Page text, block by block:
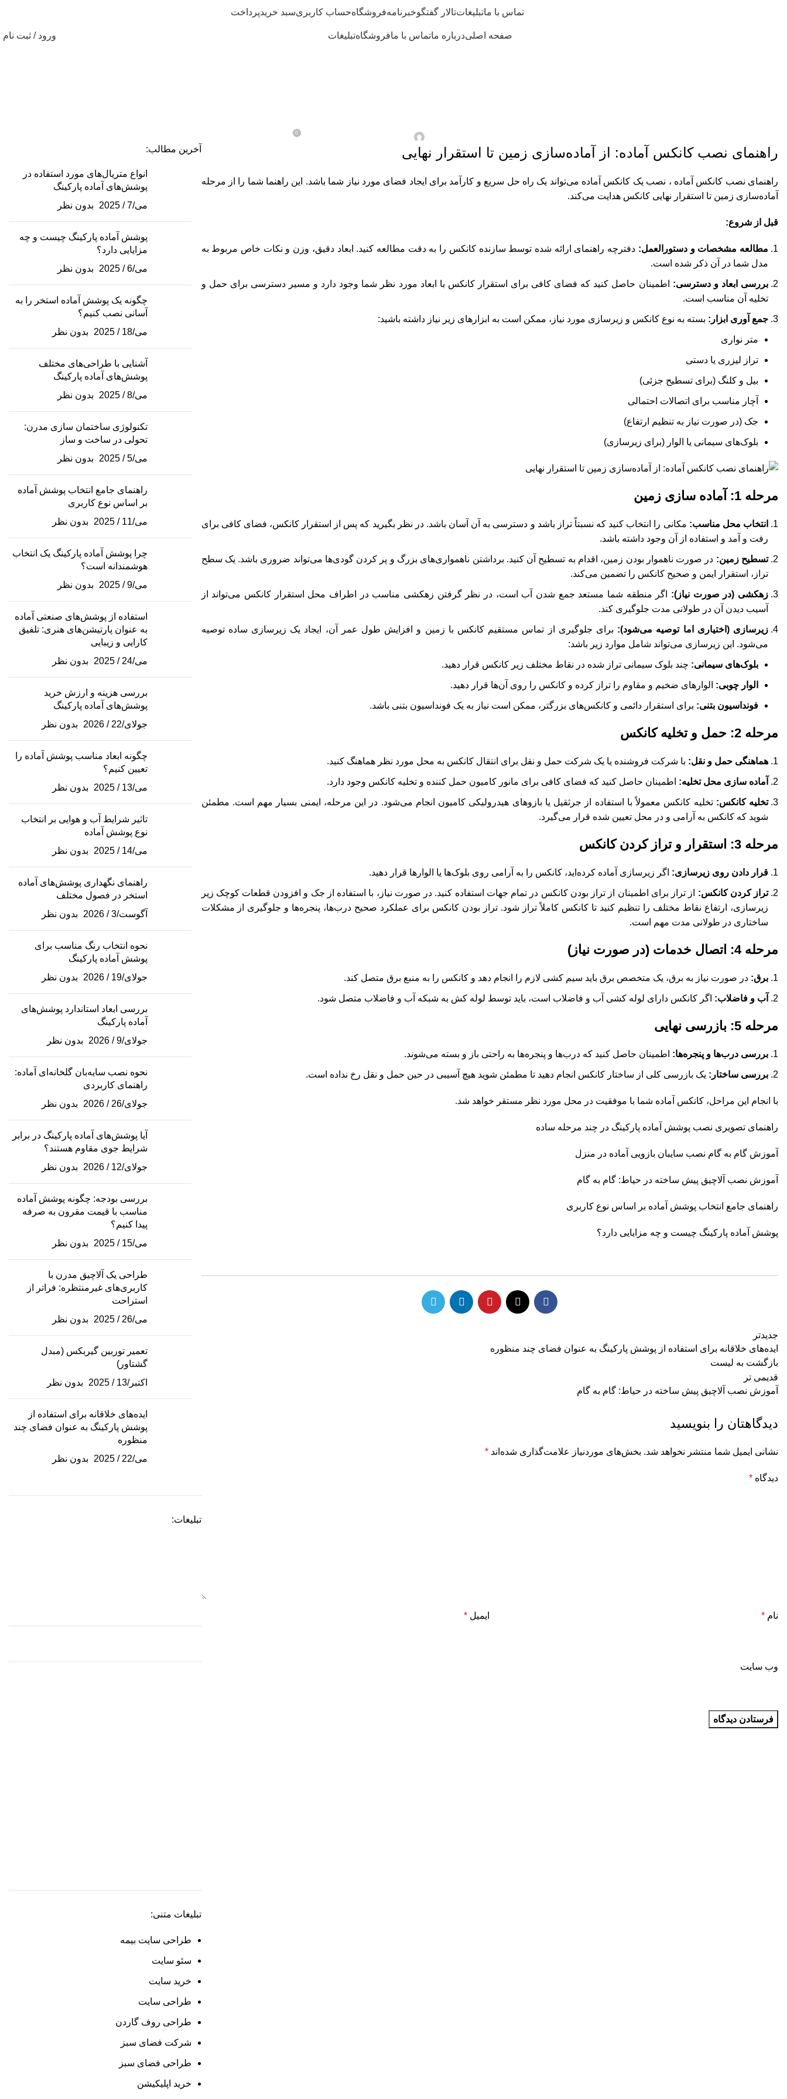
تماس با ماتبلیغاتتالار گفتگوخبرنامهفروشگاهحساب کاربریسبد خریدپرداخت
صفحه اصلیدرباره ماتماس با مافروشگاهتبلیغات ورود / ثبت نام
0
راهنمای نصب کانکس آماده: از آماده‌سازی زمین تا استقرار نهایی
راهنمای نصب کانکس آماده ، نصب یک کانکس آماده می‌تواند یک راه حل سریع و کارآمد برای ایجاد فضای مورد نیاز شما باشد. این راهنما شما را از مرحله
آماده‌سازی زمین تا استقرار نهایی کانکس هدایت می‌کند.
قبل از شروع:
مطالعه مشخصات و دستورالعمل: دفترچه راهنمای ارائه شده توسط سازنده کانکس را به دقت مطالعه کنید. ابعاد دقیق، وزن و نکات خاص مربوط به
مدل شما در آن ذکر شده است.
بررسی ابعاد و دسترسی: اطمینان حاصل کنید که فضای کافی برای استقرار کانکس با ابعاد مورد نظر شما وجود دارد و مسیر دسترسی برای حمل و
تخلیه آن مناسب است.
جمع آوری ابزار: بسته به نوع کانکس و زیرسازی مورد نیاز، ممکن است به ابزارهای زیر نیاز داشته باشید:
متر نواری
تراز لیزری یا دستی
بیل و کلنگ (برای تسطیح جزئی)
آچار مناسب برای اتصالات احتمالی
جک (در صورت نیاز به تنظیم ارتفاع)
بلوک‌های سیمانی یا الوار (برای زیرسازی)
مرحله 1: آماده سازی زمین
انتخاب محل مناسب: مکانی را انتخاب کنید که نسبتاً تراز باشد و دسترسی به آن آسان باشد. در نظر بگیرید که پس از استقرار کانکس، فضای کافی برای
رفت و آمد و استفاده از آن وجود داشته باشد.
تسطیح زمین: در صورت ناهموار بودن زمین، اقدام به تسطیح آن کنید. برداشتن ناهمواری‌های بزرگ و پر کردن گودی‌ها می‌تواند ضروری باشد. یک سطح
تراز، استقرار ایمن و صحیح کانکس را تضمین می‌کند.
زهکشی (در صورت نیاز): اگر منطقه شما مستعد جمع شدن آب است، در نظر گرفتن زهکشی مناسب در اطراف محل استقرار کانکس می‌تواند از
آسیب دیدن آن در طولانی مدت جلوگیری کند.
زیرسازی (اختیاری اما توصیه می‌شود): برای جلوگیری از تماس مستقیم کانکس با زمین و افزایش طول عمر آن، ایجاد یک زیرسازی ساده توصیه
می‌شود. این زیرسازی می‌تواند شامل موارد زیر باشد:
بلوک‌های سیمانی: چند بلوک سیمانی تراز شده در نقاط مختلف زیر کانکس قرار دهید.
الوار چوبی: الوارهای ضخیم و مقاوم را تراز کرده و کانکس را روی آن‌ها قرار دهید.
فونداسیون بتنی: برای استقرار دائمی و کانکس‌های بزرگتر، ممکن است نیاز به یک فونداسیون بتنی باشد.
مرحله 2: حمل و تخلیه کانکس
هماهنگی حمل و نقل: با شرکت فروشنده یا یک شرکت حمل و نقل برای انتقال کانکس به محل مورد نظر هماهنگ کنید.
آماده سازی محل تخلیه: اطمینان حاصل کنید که فضای کافی برای مانور کامیون حمل کننده و تخلیه کانکس وجود دارد.
تخلیه کانکس: تخلیه کانکس معمولاً با استفاده از جرثقیل یا بازوهای هیدرولیکی کامیون انجام می‌شود. در این مرحله، ایمنی بسیار مهم است. مطمئن
شوید که کانکس به آرامی و در محل تعیین شده قرار می‌گیرد.
مرحله 3: استقرار و تراز کردن کانکس
قرار دادن روی زیرسازی: اگر زیرسازی آماده کرده‌اید، کانکس را به آرامی روی بلوک‌ها یا الوارها قرار دهید.
تراز کردن کانکس: از تراز برای اطمینان از تراز بودن کانکس در تمام جهات استفاده کنید. در صورت نیاز، با استفاده از جک و افزودن قطعات کوچک زیر
زیرسازی، ارتفاع نقاط مختلف را تنظیم کنید تا کانکس کاملاً تراز شود. تراز بودن کانکس برای عملکرد صحیح درب‌ها، پنجره‌ها و جلوگیری از مشکلات
ساختاری در طولانی مدت مهم است.
مرحله 4: اتصال خدمات (در صورت نیاز)
برق: در صورت نیاز به برق، یک متخصص برق باید سیم کشی لازم را انجام دهد و کانکس را به منبع برق متصل کند.
آب و فاضلاب: اگر کانکس دارای لوله کشی آب و فاضلاب است، باید توسط لوله کش به شبکه آب و فاضلاب متصل شود.
مرحله 5: بازرسی نهایی
بررسی درب‌ها و پنجره‌ها: اطمینان حاصل کنید که درب‌ها و پنجره‌ها به راحتی باز و بسته می‌شوند.
بررسی ساختار: یک بازرسی کلی از ساختار کانکس انجام دهید تا مطمئن شوید هیچ آسیبی در حین حمل و نقل رخ نداده است.
با انجام این مراحل، کانکس آماده شما با موفقیت در محل مورد نظر مستقر خواهد شد.
راهنمای تصویری نصب پوشش آماده پارکینگ در چند مرحله ساده
آموزش گام به گام نصب سایبان بازویی آماده در منزل
آموزش نصب آلاچیق پیش ساخته در حیاط: گام به گام
راهنمای جامع انتخاب پوشش آماده بر اساس نوع کاربری
پوشش آماده پارکینگ چیست و چه مزایایی دارد؟
جدیدتر
ایده‌های خلاقانه برای استفاده از پوشش پارکینگ به عنوان فضای چند منظوره
بازگشت به لیست
قدیمی تر
آموزش نصب آلاچیق پیش ساخته در حیاط: گام به گام
دیدگاهتان را بنویسید
نشانی ایمیل شما منتشر نخواهد شد. بخش‌های موردنیاز علامت‌گذاری شده‌اند *
دیدگاه *
نام * ایمیل *
وب‌ سایت
آخرین مطالب:
انواع متریال‌های مورد استفاده در
پوشش‌های آماده پارکینگ
می/7 / 2025
بدون نظر
پوشش آماده پارکینگ چیست و چه
مزایایی دارد؟
می/6 / 2025
بدون نظر
چگونه یک پوشش آماده استخر را به
آسانی نصب کنیم؟
می/18 / 2025
بدون نظر
آشنایی با طراحی‌های مختلف
پوشش‌های آماده پارکینگ
می/8 / 2025
بدون نظر
تکنولوژی ساختمان سازی مدرن:
تحولی در ساخت و ساز
می/5 / 2025
بدون نظر
راهنمای جامع انتخاب پوشش آماده
بر اساس نوع کاربری
می/11 / 2025
بدون نظر
چرا پوشش آماده پارکینگ یک انتخاب
هوشمندانه است؟
می/9 / 2025
بدون نظر
استفاده از پوشش‌های صنعتی آماده
به عنوان پارتیشن‌های هنری: تلفیق
کارایی و زیبایی
می/24 / 2025
بدون نظر
بررسی هزینه و ارزش خرید
پوشش‌های آماده پارکینگ
جولای/22 / 2026
بدون نظر
چگونه ابعاد مناسب پوشش آماده را
تعیین کنیم؟
می/13 / 2025
بدون نظر
تاثیر شرایط آب و هوایی بر انتخاب
نوع پوشش آماده
می/14 / 2025
بدون نظر
راهنمای نگهداری پوشش‌های آماده
استخر در فصول مختلف
آگوست/3 / 2026
بدون نظر
نحوه انتخاب رنگ مناسب برای
پوشش آماده پارکینگ
جولای/19 / 2026
بدون نظر
بررسی ابعاد استاندارد پوشش‌های
آماده پارکینگ
جولای/9 / 2026
بدون نظر
نحوه نصب سایه‌بان گلخانه‌ای آماده:
راهنمای کاربردی
جولای/26 / 2026
بدون نظر
آیا پوشش‌های آماده پارکینگ در برابر
شرایط جوی مقاوم هستند؟
جولای/12 / 2026
بدون نظر
بررسی بودجه: چگونه پوشش آماده
مناسب با قیمت مقرون به صرفه
پیدا کنیم؟
می/15 / 2025
بدون نظر
طراحی یک آلاچیق مدرن با
کاربری‌های غیرمنتظره: فراتر از
استراحت
می/26 / 2025
بدون نظر
تعمیر توربین گیربکس (مبدل
گشتاور)
اکتبر/13 / 2025
بدون نظر
ایده‌های خلاقانه برای استفاده از
پوشش پارکینگ به عنوان فضای چند
منظوره
می/22 / 2025
بدون نظر
تبلیغات:
تبلیغات متنی:
طراحی سایت بیمه
سئو سایت
خرید سایت
طراحی سایت
طراحی روف گاردن
شرکت فضای سبز
طراحی فضای سبز
خرید اپلیکیشن